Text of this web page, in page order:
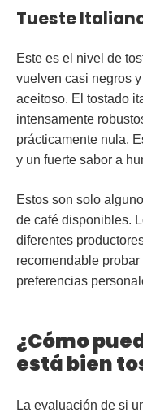
Tueste
Este es el nivel de
vuelven casi negros
aceitoso. El tostado
intensamente
prácticamente nula.
y un fuerte sabor a
Estos son solo
de café disponibles.
diferentes
recomendable
preferencias
¿Cómo
está bien
La evaluación de si